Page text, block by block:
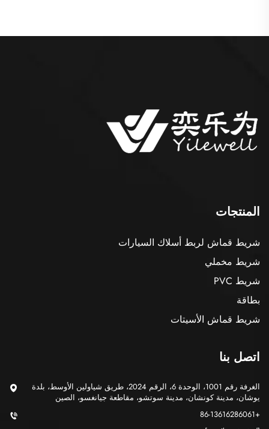
المنتجات
شريط قماش لربط أسلاك السيارات
شريط مخملي
شريط PVC
بطاقة
شريط قماش الأسيتات
اتصل بنا
الغرفة رقم 1001، الوحدة 6، الرقم 2024، طريق شياولين الأوسط، بلدة
يوشان، مدينة كونشان، مدينة سوتشو، مقاطعة جيانغسو، الصين
+86-13616286061